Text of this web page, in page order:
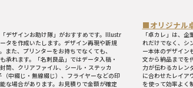
デザインお助け隊」がおすすめです。Illustr
タを作成いたします。デザイン再現や新規
た、プリンターをお持ちでなくても、
承れます。「名刺良品」ではデータ入稿・
筒、クリアファイル、シール・ステッカ
中綴じ・無線綴じ）、フライヤーなどの印
な場合があります。お見積りで金額が確定
■オリジナル
「卓カレ」は、
れだけでなく、シ
ー本体のデザイン
文から納品までを
力が伝わるカレン
に合わせたレイア
を使って効率よく